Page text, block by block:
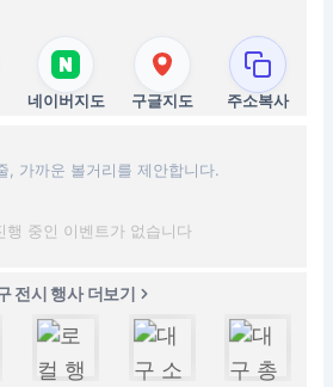
네이버지도 구글지도 주소복사
, 가까운 볼거리를 제안합니다.
행 중인 이벤트가 없습니다
전시 행사 더보기